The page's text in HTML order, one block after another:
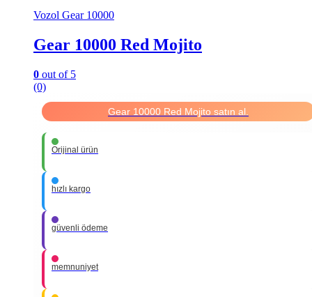
Vozol Gear 10000
Gear 10000 Red Mojito
0 out of 5
(0)
Gear 10000 Red Mojito satın al.
Orijinal ürün
hızlı kargo
güvenli ödeme
memnuniyet